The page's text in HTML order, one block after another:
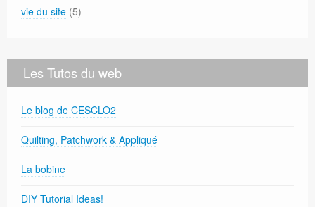
vie du site (5)
Les Tutos du web
Le blog de CESCLO2
Quilting, Patchwork & Appliqué
La bobine
DIY Tutorial Ideas!